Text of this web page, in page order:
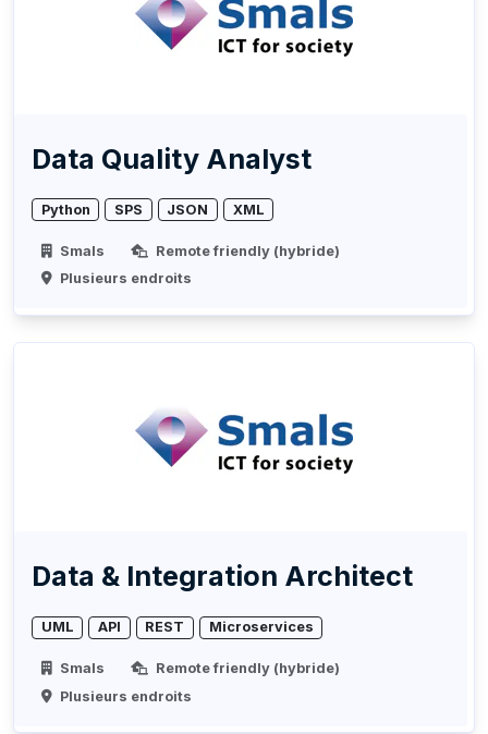
Data Quality Analyst
Python SPS JSON XML
Smals
Remote friendly (hybride)
Plusieurs endroits
Data & Integration Architect
UML API REST Microservices
Smals
Remote friendly (hybride)
Plusieurs endroits